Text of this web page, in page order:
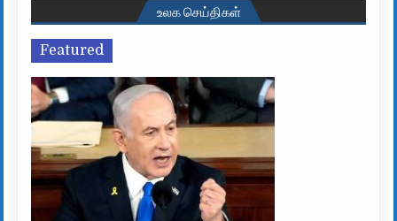
உலக செய்திகள்
Featured